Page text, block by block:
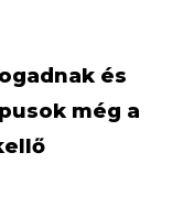
és
még a